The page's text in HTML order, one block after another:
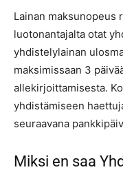
Lainan maksunopeus
luotonantajalta otat
yhdistelylainan
maksimissaan 3
allekirjoittamisesta.
yhdistämiseen
seuraavana
Miksi en saa